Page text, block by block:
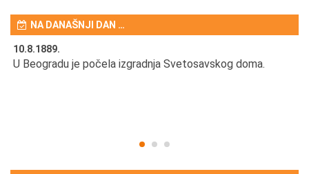
NA DANAŠNJI DAN …
10.8.1889.
U Beogradu je počela izgradnja Svetosavskog doma.